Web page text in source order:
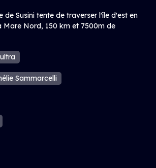
de Susini tente de traverser l'île d'est en
Mare Nord, 150 km et 7500m de
Sammarcelli